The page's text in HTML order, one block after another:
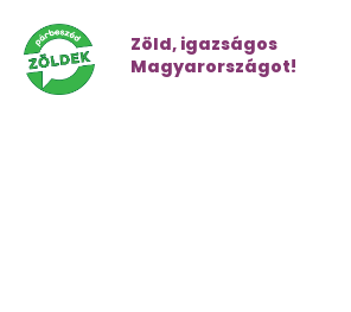
Zöld, igazságos
Magyarországot!